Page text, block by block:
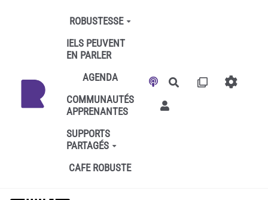
Aller au contenu principal
ROBUSTESSE
IELS PEUVENT
EN PARLER
AGENDA
COMMUNAUTÉS
APPRENANTES
SUPPORTS
PARTAGÉS
CAFE ROBUSTE
Rechercher